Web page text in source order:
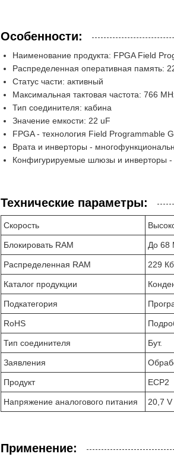
Особенности:
Наименование продукта: FPGA Field
Распределенная оперативная память:
Статус части: активный
Максимальная тактовая частота: 766
Тип соединителя: кабина
Значение емкости: 22 uF
FPGA - технология Field Programmable
Врата и инверторы -
Конфигурируемые шлюзы и инверторы -
Технические параметры:
Скорость
Блокировать RAM До 68
Распределенная RAM 229
Каталог продукции
Подкатегория
RoHS
Тип соединителя Бут.
Заявления
Продукт ECP2
Напряжение аналогового питания 20,7
Применение: